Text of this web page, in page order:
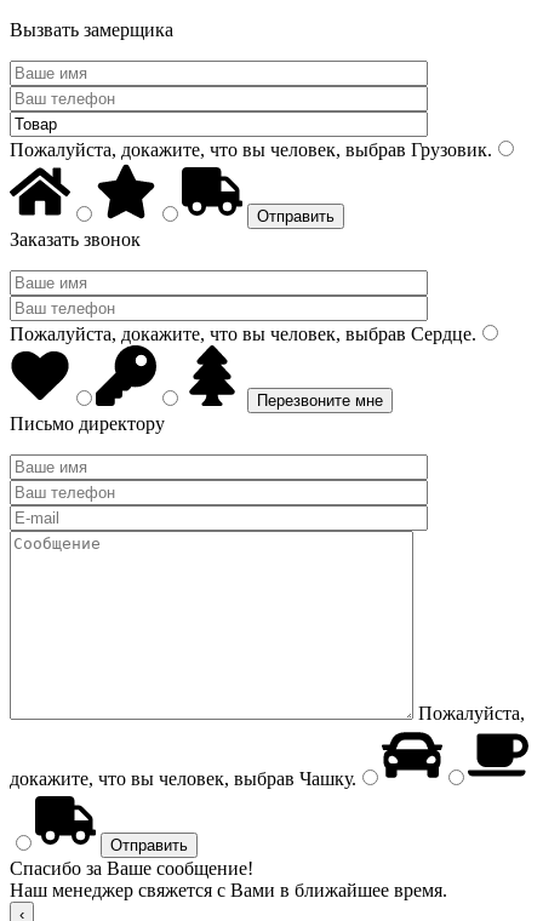
Вызвать замерщика
Пожалуйста, докажите, что вы человек, выбрав Грузовик.
Заказать звонок
Пожалуйста, докажите, что вы человек, выбрав Сердце.
Письмо директору
Пожалуйста,
докажите, что вы человек, выбрав Чашку.
Спасибо за Ваше сообщение!
Наш менеджер свяжется с Вами в ближайшее время.